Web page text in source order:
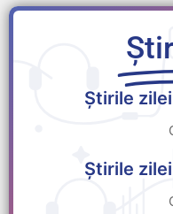
Știrile
Știrile